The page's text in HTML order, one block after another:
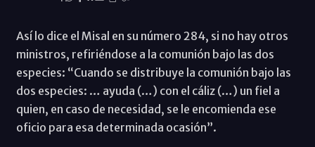
Así lo dice el Misal en su número 284, si no hay otros
ministros, refiriéndose a la comunión bajo las dos
especies: “Cuando se distribuye la comunión bajo las
dos especies: … ayuda (…) con el cáliz (…) un fiel a
quien, en caso de necesidad, se le encomienda ese
oficio para esa determinada ocasión”.